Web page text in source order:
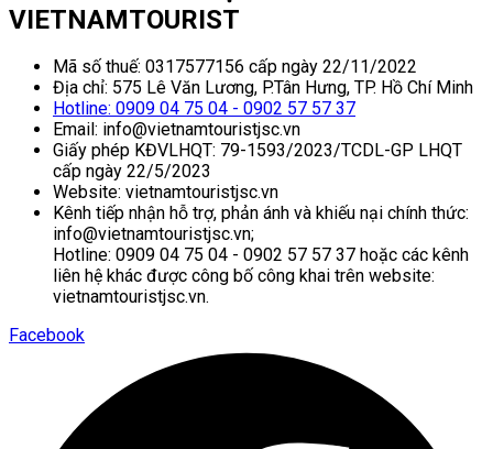
VIETNAMTOURIST
Mã số thuế: 0317577156 cấp ngày 22/11/2022
Địa chỉ: 575 Lê Văn Lương, P.Tân Hưng, TP. Hồ Chí Minh
Hotline: 0909 04 75 04 - 0902 57 57 37
Email: info@vietnamtouristjsc.vn
Giấy phép KĐVLHQT: 79-1593/2023/TCDL-GP LHQT
cấp ngày 22/5/2023
Website: vietnamtouristjsc.vn
Kênh tiếp nhận hỗ trợ, phản ánh và khiếu nại chính thức:
info@vietnamtouristjsc.vn;
Hotline: 0909 04 75 04 - 0902 57 57 37 hoặc các kênh
liên hệ khác được công bố công khai trên website:
vietnamtouristjsc.vn.
Facebook